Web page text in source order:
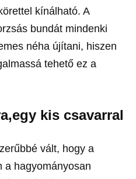
kínálható. A
bundát mindenki
néha újítani, hiszen
tehető ez a
kis csavarral
vált, hogy a
a hagyományosan